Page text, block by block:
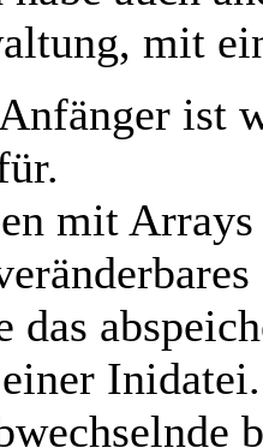
mit
ist
mit
das
Inidatei.